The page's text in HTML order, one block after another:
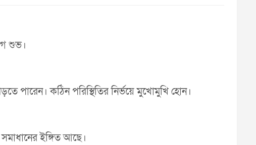
শুভ।
পারেন। কঠিন পরিস্থিতির নির্ভয়ে মুখোমুখি হোন।
ইঙ্গিত আছে।